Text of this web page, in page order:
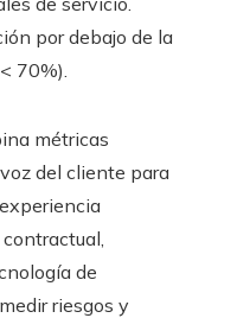
por debajo de la
70%).
métricas
del cliente para
de
riesgos y